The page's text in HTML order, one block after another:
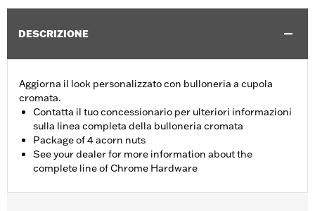
DESCRIZIONE
Aggiorna il look personalizzato con bulloneria a cupola
cromata.
Contatta il tuo concessionario per ulteriori informazioni
sulla linea completa della bulloneria cromata
Package of 4 acorn nuts
See your dealer for more information about the
complete line of Chrome Hardware